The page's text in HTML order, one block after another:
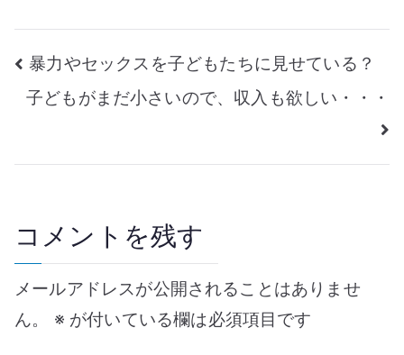
投
稿
ナ
ゲ
ー
シ
暴力やセックスを子どもたちに見せている？
子どもがまだ小さいので、収入も欲しい・・・
コメントを残す
メールアドレスが公開されることはありませ
ん。
※ が付いている欄は必須項目です